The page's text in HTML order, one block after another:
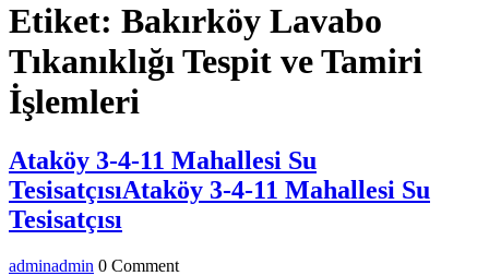
Etiket: Bakırköy Lavabo
Tıkanıklığı Tespit ve Tamiri
İşlemleri
Ataköy 3-4-11 Mahallesi Su
TesisatçısıAtaköy 3-4-11 Mahallesi Su
Tesisatçısı
adminadmin 0 Comment